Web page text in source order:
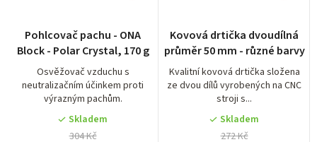
Pohlcovač pachu - ONA
Block - Polar Crystal, 170 g
Osvěžovač vzduchu s
neutralizačním účinkem proti
výrazným pachům.
Skladem
304 Kč
Kovová drtička dvoudílná
průměr 50 mm - různé barvy
Kvalitní kovová drtička složena
ze dvou dílů vyrobených na CNC
stroji s...
hodnocení
produktu
je
5,0
z
5
hvězdiček.
Skladem
272 Kč